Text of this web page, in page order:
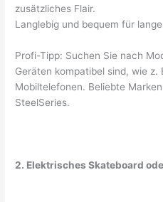
zusätzliches Flair.
Langlebig und bequem für
Profi-Tipp: Suchen Sie nach
Geräten kompatibel sind, wie z.
Mobiltelefonen. Beliebte
SteelSeries.
2. Elektrisches Skateboard